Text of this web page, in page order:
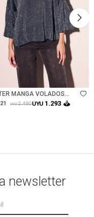
MANGA VOLADOS
- PETROLEO
UYU 2.490UYU 1.293
newsletter